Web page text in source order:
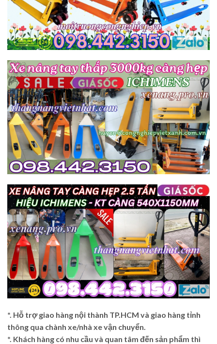
*. Hỗ trợ giao hàng nội thành TP.HCM và giao hàng tỉnh
thông qua chành xe/nhà xe vận chuyển.
*. Khách hàng có nhu cầu và quan tâm đến sản phẩm thì